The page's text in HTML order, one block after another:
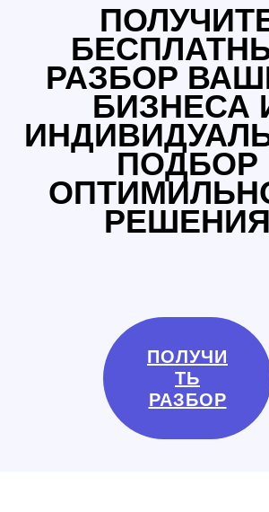
РАЗБОР
БИЗНЕСА
ПОДБОР
РЕШЕНИЯ
ПОЛУЧИ
ТЬ
РАЗБОР